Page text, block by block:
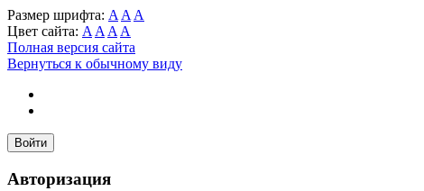
Размер шрифта: A A A
Цвет сайта: A A A A
Полная версия сайта
Вернуться к обычному виду
Войти
Авторизация